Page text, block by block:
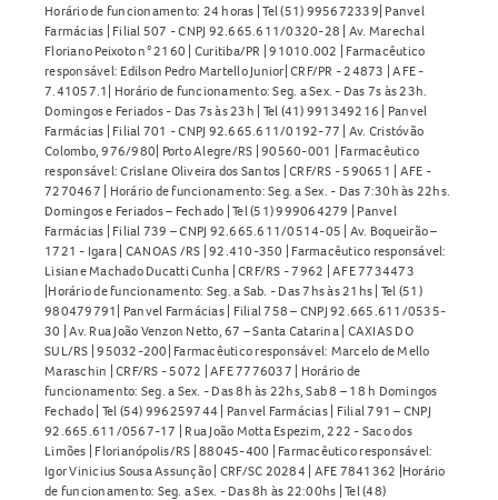
Horário de funcionamento: 24 horas | Tel (51) 995672339| Panvel
Farmácias | Filial 507 - CNPJ 92.665.611/0320-28 | Av. Marechal
Floriano Peixoto n° 2160 | Curitiba/PR | 91010.002 | Farmacêutico
responsável: Edilson Pedro Martello Junior| CRF/PR - 24873 | AFE -
7.41057.1| Horário de funcionamento: Seg. a Sex. - Das 7s às 23h.
Domingos e Feriados - Das 7s às 23h | Tel (41) 991349216 | Panvel
Farmácias | Filial 701 - CNPJ 92.665.611/0192-77 | Av. Cristóvão
Colombo, 976/980| Porto Alegre/RS | 90560-001 | Farmacêutico
responsável: Crislane Oliveira dos Santos | CRF/RS - 590651 | AFE -
7270467 | Horário de funcionamento: Seg. a Sex. - Das 7:30h às 22hs.
Domingos e Feriados – Fechado | Tel (51) 999064279 | Panvel
Farmácias | Filial 739 – CNPJ 92.665.611/0514-05 | Av. Boqueirão –
1721 - Igara | CANOAS /RS | 92.410-350 | Farmacêutico responsável:
Lisiane Machado Ducatti Cunha | CRF/RS - 7962 | AFE 7734473
|Horário de funcionamento: Seg. a Sab. - Das 7hs às 21hs | Tel (51)
980479791| Panvel Farmácias | Filial 758 – CNPJ 92.665.611/0535-
30 | Av. Rua João Venzon Netto, 67 – Santa Catarina | CAXIAS DO
SUL/RS | 95032-200| Farmacêutico responsável: Marcelo de Mello
Maraschin | CRF/RS - 5072 | AFE 7776037 | Horário de
funcionamento: Seg. a Sex. - Das 8h às 22hs, Sab 8 – 18 h Domingos
Fechado | Tel (54) 996259744 | Panvel Farmácias | Filial 791 – CNPJ
92.665.611/0567-17 | Rua João Motta Espezim, 222 - Saco dos
Limões | Florianópolis/RS | 88045-400 | Farmacêutico responsável:
Igor Vinicius Sousa Assunção | CRF/SC 20284 | AFE 7841362 |Horário
de funcionamento: Seg. a Sex. - Das 8h às 22:00hs | Tel (48)